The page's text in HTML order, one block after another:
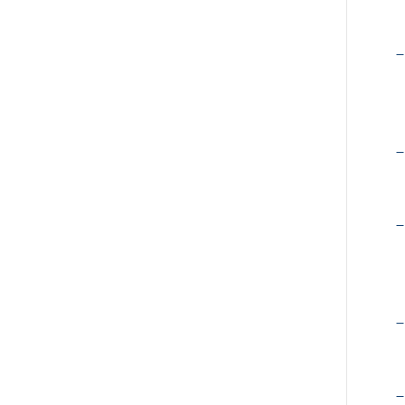
–
–
–
–
–